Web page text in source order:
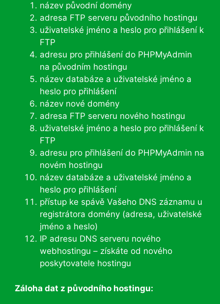
název původní domény
adresa FTP serveru původního hostingu
uživatelské jméno a heslo pro přihlášení k
FTP
adresu pro přihlášení do PHPMyAdmin
na původním hostingu
název databáze a uživatelské jméno a
heslo pro přihlášení
název nové domény
adresa FTP serveru nového hostingu
uživatelské jméno a heslo pro přihlášení k
FTP
adresu pro přihlášení do PHPMyAdmin na
novém hostingu
název databáze a uživatelské jméno a
heslo pro přihlášení
přístup ke spávě Vašeho DNS záznamu u
registrátora domény (adresa, uživatelské
jméno a heslo)
IP adresu DNS serveru nového
webhostingu – získáte od nového
poskytovatele hostingu
Záloha dat z původního hostingu: